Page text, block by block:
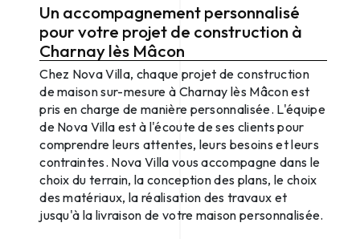
Un accompagnement personnalisé
pour votre projet de construction à
Charnay lès Mâcon
Chez Nova Villa, chaque projet de construction
de maison sur-mesure à Charnay lès Mâcon est
pris en charge de manière personnalisée. L'équipe
de Nova Villa est à l'écoute de ses clients pour
comprendre leurs attentes, leurs besoins et leurs
contraintes. Nova Villa vous accompagne dans le
choix du terrain, la conception des plans, le choix
des matériaux, la réalisation des travaux et
jusqu'à la livraison de votre maison personnalisée.